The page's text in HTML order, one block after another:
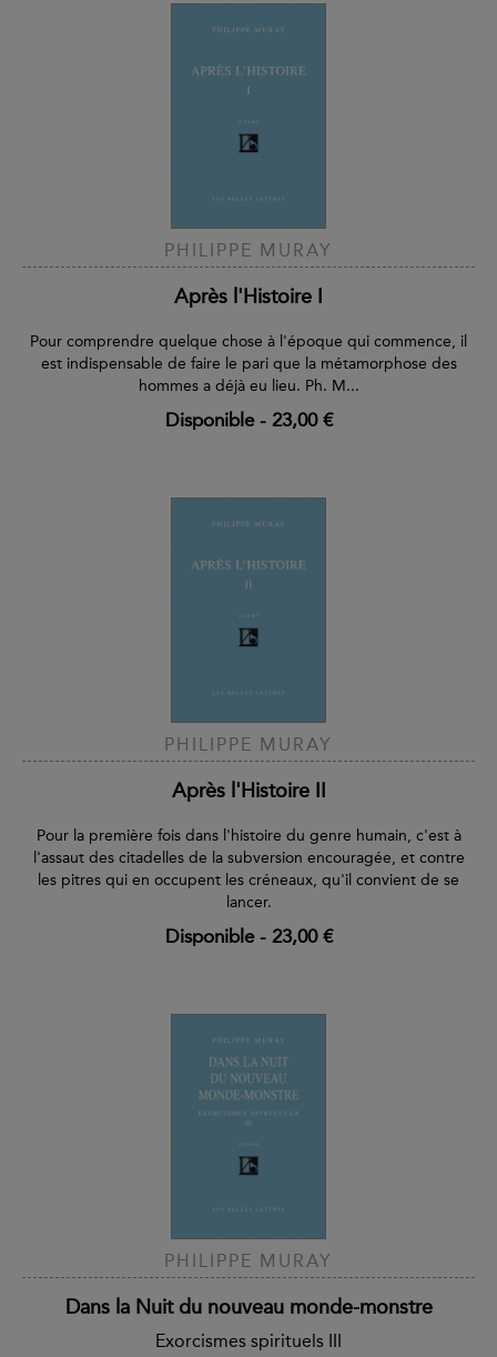
PHILIPPE MURAY
Après l'Histoire I
Pour comprendre quelque chose à l'époque qui commence, il
est indispensable de faire le pari que la métamorphose des
hommes a déjà eu lieu. Ph. M...
Disponible- 23,00 €
PHILIPPE MURAY
Après l'Histoire II
Pour la première fois dans l'histoire du genre humain, c'est à
l'assaut des citadelles de la subversion encouragée, et contre
les pitres qui en occupent les créneaux, qu'il convient de se
lancer.
Disponible- 23,00 €
PHILIPPE MURAY
Dans la Nuit du nouveau monde-monstre
Exorcismes spirituels III